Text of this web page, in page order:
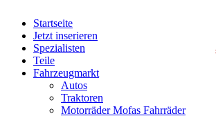
Startseite
Jetzt inserieren
Spezialisten
Teile
Fahrzeugmarkt
Autos
Traktoren
Motorräder Mofas Fahrräder